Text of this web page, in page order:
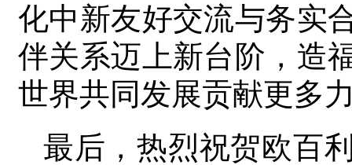
化中新友好交流与务实
伴关系迈上新台阶，造
世界共同发展贡献更多
最后，热烈祝贺欧百